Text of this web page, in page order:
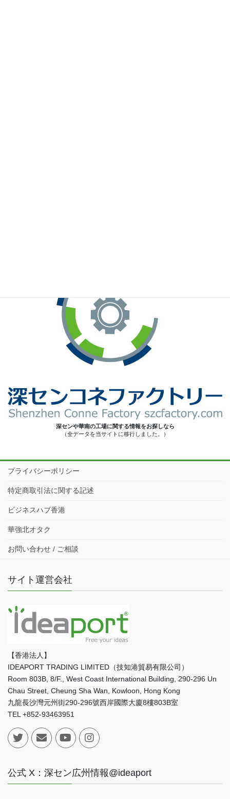
深センや華南の工場に関する情報をお探しなら
（全データを当サイトに移行しました。）
プライバシーポリシー
特定商取引法に関する記述
ビジネスハブ香港
華強北オタク
お問い合わせ / ご相談
サイト運営会社
【香港法人】
IDEAPORT TRADING LIMITED（技知港貿易有限公司）
Room 803B, 8/F., West Coast International Building, 290-296 Un
Chau Street, Cheung Sha Wan, Kowloon, Hong Kong
九龍長沙灣元州街290-296號西岸國際大廈8樓803B室
TEL +852-93463951
公式 X：深セン広州情報@ideaport